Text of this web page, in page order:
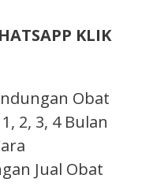
KLIK
Obat
2, 3, 4 Bulan
Jual Obat